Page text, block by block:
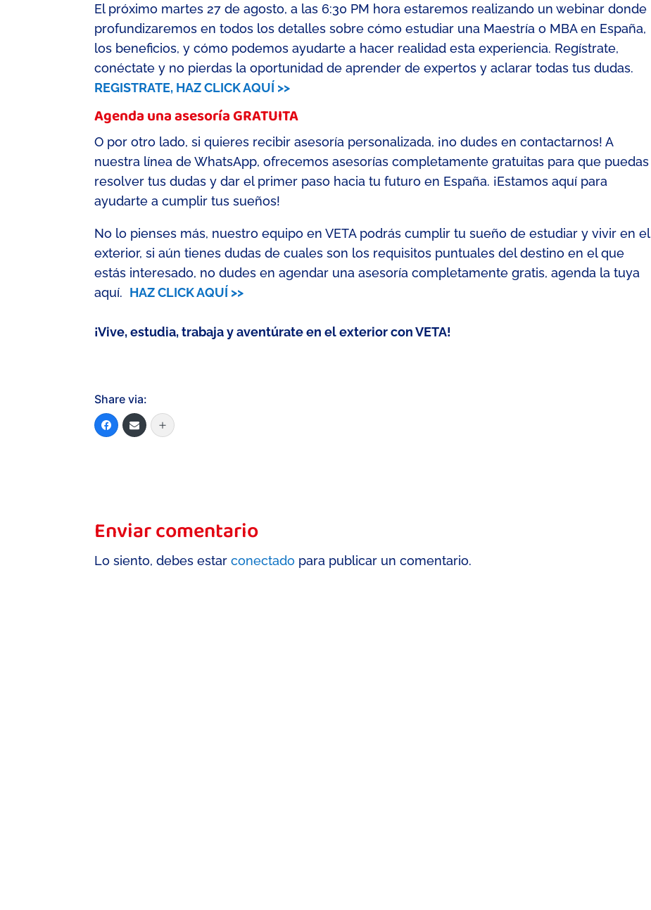
El próximo martes 27 de agosto,a las 6:30 PM horaestaremos realizando unwebinar donde
profundizaremos en todos los detalles sobre cómo estudiar una Maestría o MBA en España,
los beneficios, y cómo podemos ayudarte a hacer realidad esta experiencia. Regístrate,
conéctate y no pierdas la oportunidad de aprender de expertos y aclarar todas tus dudas.
REGISTRATE, HAZ CLICK AQUÍ >>
Agenda una asesoría GRATUITA
O por otro lado, si quieres recibir asesoría personalizada, ¡no dudes en contactarnos! A
nuestra línea de WhatsApp, ofrecemos asesorías completamente gratuitas para que puedas
resolver tus dudas y dar el primer paso hacia tu futuro en España. ¡Estamos aquí para
ayudarte a cumplir tus sueños!
No lo pienses más, nuestro equipo en VETA podrás cumplir tu sueño de estudiar y vivir en el
exterior, si aún tienes dudas de cuales son los requisitos puntuales del destino en el que
estás interesado, no dudes en agendar una asesoría completamente gratis,agenda la tuya
aquí. HAZ CLICK AQUÍ >>
¡Vive, estudia, trabaja y aventúrate en el exterior con VETA!
Share via:
Enviar comentario
Lo siento, debes estarconectado para publicar un comentario.